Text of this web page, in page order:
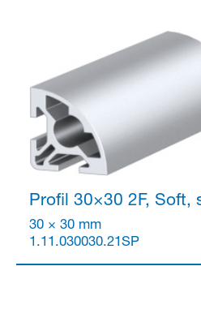
Profil 30×30 2F, Soft,
30 × 30 mm
1.11.030030.21SP